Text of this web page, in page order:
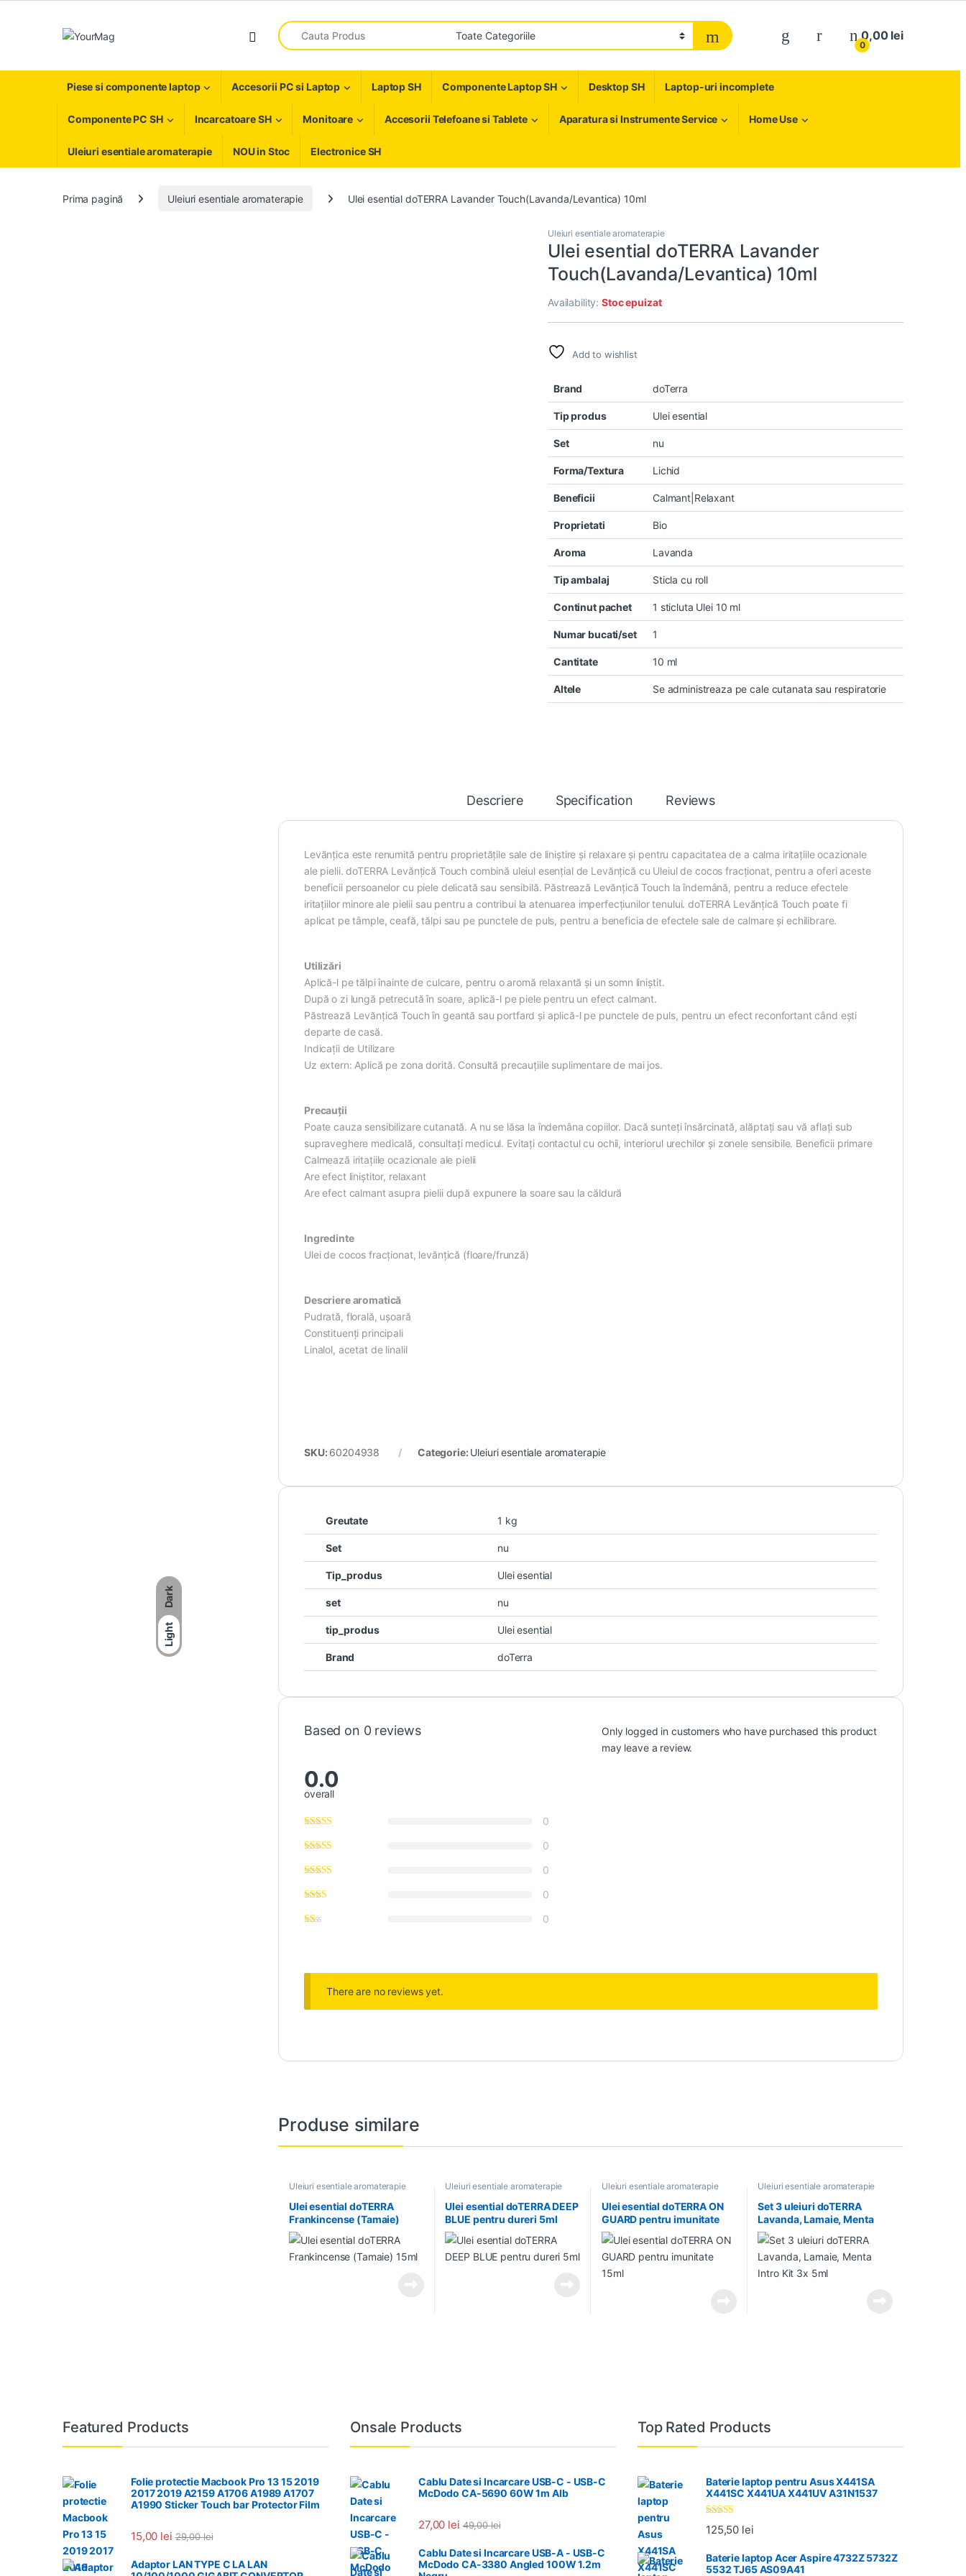
Dark
Light
Open
Search for:
My Account
0
0,00 lei
Piese si componente laptop Accesorii PC si Laptop Laptop SH Componente Laptop SH Desktop SH Laptop-uri incomplete
Componente PC SH Incarcatoare SH Monitoare Accesorii Telefoane si Tablete Aparatura si Instrumente Service Home Use
Uleiuri esentiale aromaterapie NOU in Stoc Electronice SH
Prima pagină Uleiuri esentiale aromaterapie Ulei esential doTERRA Lavander Touch(Lavanda/Levantica) 10ml
Uleiuri esentiale aromaterapie
Ulei esential doTERRA Lavander
Touch(Lavanda/Levantica) 10ml
Availability:Stoc epuizat
Add to wishlist
Brand doTerra
Tip produs Ulei esential
Set nu
Forma/Textura Lichid
Beneficii Calmant|Relaxant
Proprietati Bio
Aroma Lavanda
Tip ambalaj Sticla cu roll
Continut pachet 1 sticluta Ulei 10 ml
Numar bucati/set 1
Cantitate 10 ml
Altele Se administreaza pe cale cutanata sau respiratorie
Descriere Specification Reviews
Levănțica este renumită pentru proprietățile sale de liniștire și relaxare și pentru capacitatea de a calma iritațiile ocazionale
ale pielii. doTERRA Levănțică Touch combină uleiul esențial de Levănțică cu Uleiul de cocos fracționat, pentru a oferi aceste
beneficii persoanelor cu piele delicată sau sensibilă. Păstrează Levănțică Touch la îndemână, pentru a reduce efectele
iritațiilor minore ale pielii sau pentru a contribui la atenuarea imperfecțiunilor tenului. doTERRA Levănțică Touch poate fi
aplicat pe tâmple, ceafă, tălpi sau pe punctele de puls, pentru a beneficia de efectele sale de calmare și echilibrare.
Utilizări
Aplică-l pe tălpi înainte de culcare, pentru o aromă relaxantă și un somn liniștit.
După o zi lungă petrecută în soare, aplică-l pe piele pentru un efect calmant.
Păstrează Levănțică Touch în geantă sau portfard și aplică-l pe punctele de puls, pentru un efect reconfortant când ești
departe de casă.
Indicații de Utilizare
Uz extern: Aplică pe zona dorită. Consultă precauțiile suplimentare de mai jos.
Precauții
Poate cauza sensibilizare cutanată. A nu se lăsa la îndemâna copiilor. Dacă sunteți însărcinată, alăptați sau vă aflați sub
supraveghere medicală, consultați medicul. Evitați contactul cu ochii, interiorul urechilor și zonele sensibile. Beneficii primare
Calmează iritaţiile ocazionale ale pielii
Are efect liniştitor, relaxant
Are efect calmant asupra pielii după expunere la soare sau la căldură
Ingredinte
Ulei de cocos fracţionat, levănţică (floare/frunză)
Descriere aromatică
Pudrată, florală, uşoară
Constituenți principali
Linalol, acetat de linalil
SKU: 60204938 Categorie: Uleiuri esentiale aromaterapie
Greutate 1 kg
Set nu
Tip_produs Ulei esential
set nu
tip_produs Ulei esential
Brand doTerra
Based on 0 reviews
0.0
overall
0
0
0
0
0
Only logged in customers who have purchased this product
may leave a review.
There are no reviews yet.
Produse similare
Uleiuri esentiale aromaterapie
Ulei esential doTERRA
Frankincense (Tamaie)
15ml
Uleiuri esentiale aromaterapie
Ulei esential doTERRA DEEP
BLUE pentru dureri 5ml
Uleiuri esentiale aromaterapie
Ulei esential doTERRA ON
GUARD pentru imunitate
15ml
Uleiuri esentiale aromaterapie
Set 3 uleiuri doTERRA
Lavanda, Lamaie, Menta
Intro Kit 3x 5ml
Featured Products
Folie protectie Macbook Pro 13 15 2019
2017 2019 A2159 A1706 A1989 A1707
A1990 Sticker Touch bar Protector Film
15,00 lei 29,00lei
Adaptor LAN TYPE C LA LAN
Onsale Products
Cablu Date si Incarcare USB-C - USB-C
McDodo CA-5690 60W 1m Alb
27,00 lei 49,00lei
Cablu Date si Incarcare USB-A - USB-C
McDodo CA-3380 Angled 100W 1.2m
Top Rated Products
Baterie laptop pentru Asus X441SA
X441SC X441UA X441UV A31N1537
Evaluat la
5.00din 5
125,50 lei
Baterie laptop Acer Aspire 4732Z 5732Z
5532 TJ65 AS09A41